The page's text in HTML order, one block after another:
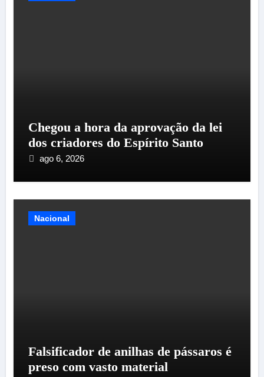
Chegou a hora da aprovação da lei
dos criadores do Espírito Santo
ago 6, 2026
Nacional
Falsificador de anilhas de pássaros é
preso com vasto material